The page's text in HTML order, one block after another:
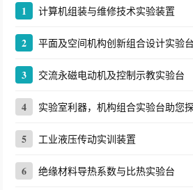
1 计算机组装与维修技术实验装置
2 平面及空间机构创新组合设计实验台
3 交流永磁电动机及控制示教实验台
4 实验室利器，机构组合实验台助您
5 工业液压传动实训装置
6 绝缘材料导热系数与比热实验台